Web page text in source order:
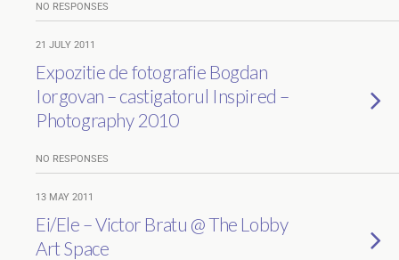
NO RESPONSES
21 JULY 2011
Expozitie de fotografie Bogdan
Iorgovan – castigatorul Inspired –
Photography 2010
NO RESPONSES
13 MAY 2011
Ei/Ele – Victor Bratu @ The Lobby
Art Space